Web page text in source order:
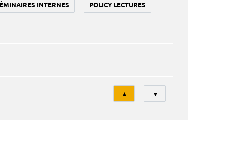
INTERNES POLICY LECTURES
Tri
▲ ▼